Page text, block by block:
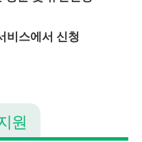
비스에서 신청
원